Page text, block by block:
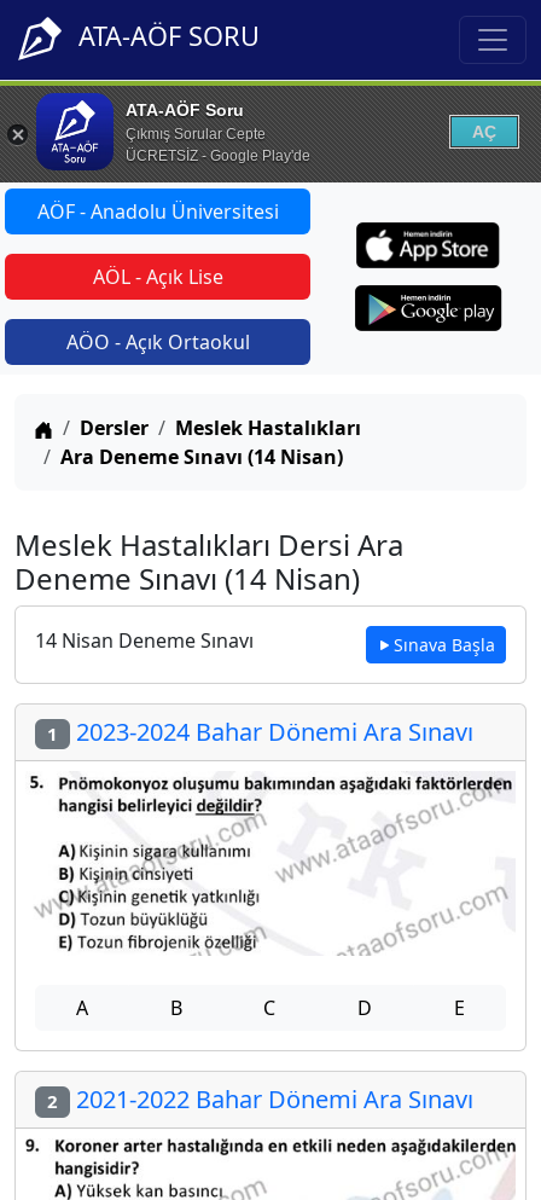
ATA-AÖF SORU
ATA-AÖF Soru
Çıkmış Sorular Cepte
ÜCRETSİZ - Google Play'de
AÇ
AÖF - Anadolu Üniversitesi
AÖL - Açık Lise
AÖO - Açık Ortaokul
Anasayfa
Dersler
Meslek Hastalıkları
Ara Deneme Sınavı (14 Nisan)
Meslek Hastalıkları Dersi Ara
Deneme Sınavı (14 Nisan)
14 Nisan Deneme Sınavı Sınava Başla
1 2023-2024 Bahar Dönemi Ara Sınavı
A B C D E
2 2021-2022 Bahar Dönemi Ara Sınavı